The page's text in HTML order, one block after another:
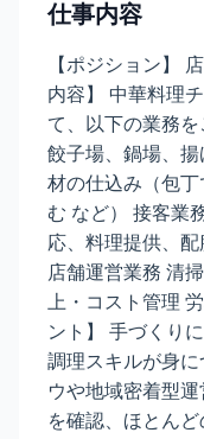
仕事内容
【ポジション】
内容】 中華料理
て、以下の業務
餃子場、鍋場、
材の仕込み（包
む など） 接客業
応、料理提供、
店舗運営業務 清
上・コスト管理
ント】 手づくり
調理スキルが身
ウや地域密着型
を確認、ほとん